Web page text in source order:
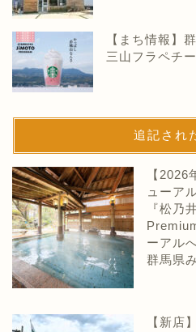
【まち情報】
三山フラペチ
追記され
【
ューア
『松乃
ーアル
群馬県
【新店